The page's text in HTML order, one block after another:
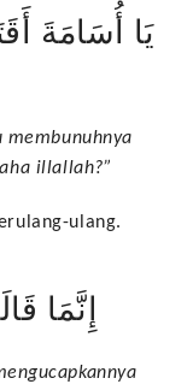
يَا أُسَامَةَ
membunuhnya
illallah?”
ulang.
إِنَّمَا